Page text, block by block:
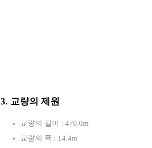
3. 교량의 제원
교량의 길이 : 470.0m
교량의 폭 : 14.4m